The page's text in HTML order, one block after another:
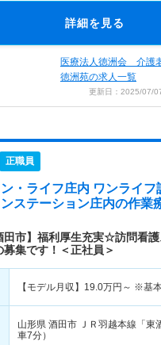
詳細を見る
医療法人徳洲会 介護
徳洲苑の求人一覧
更新日：2025/07/
正職員
・ライフ庄内 ワンライフ
ステーション庄内の作業
田市】福利厚生充実☆訪問看
集です！＜正社員＞
【モデル月収】 19.0万円～ ※基
山形県 酒田市 ＪＲ羽越本線「東
車7分）